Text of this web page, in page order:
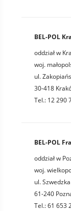
BEL-POL
oddział w
woj.
ul.
30-418
Tel.: 12 290
BEL-POL
oddział w
woj.
ul.
61-240
Tel.: 61 653